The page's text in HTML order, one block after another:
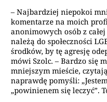
– Najbardziej niepokoi
komentarze na moich
anonimowych osób z
należą do społeczności
środków, by tę agresję
mówi Szolc. – Bardzo się
mniejszym mieście,
naprawdę pomyśli:
„powinienem się leczyć”.